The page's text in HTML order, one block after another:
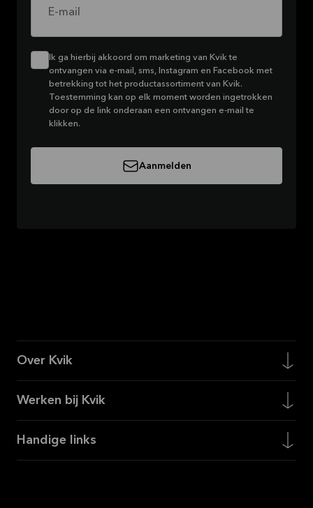
E-mail
Ik ga hierbij akkoord om marketing van Kvik te
ontvangen via e-mail, sms, Instagram en Facebook met
betrekking tot het productassortiment van Kvik.
Toestemming kan op elk moment worden ingetrokken
door op de link onderaan een ontvangen e-mail te
klikken.
Aanmelden
Over Kvik
Werken bij Kvik
Handige links